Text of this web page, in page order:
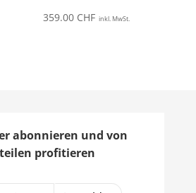
359.00 CHF inkl. MwSt.
abonnieren und von
profitieren